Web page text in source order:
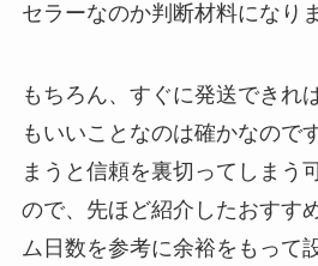
セラーなのか判断材料になり
もちろん、すぐに発送できれ
もいいことなのは確かなので
まうと信頼を裏切ってしまう
ので、先ほど紹介したおすす
ム日数を参考に余裕をもって